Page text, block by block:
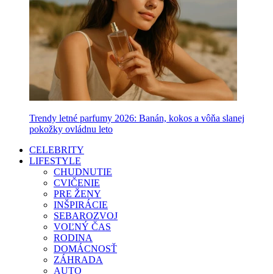
Trendy letné parfumy 2026: Banán, kokos a vôňa slanej
pokožky ovládnu leto
CELEBRITY
LIFESTYLE
CHUDNUTIE
CVIČENIE
PRE ŽENY
INŠPIRÁCIE
SEBAROZVOJ
VOĽNÝ ČAS
RODINA
DOMÁCNOSŤ
ZÁHRADA
AUTO